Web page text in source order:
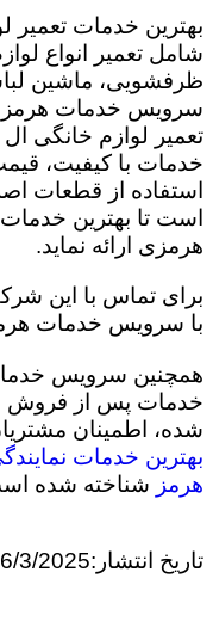
بهترین خدمات تعمیر
شامل تعمیر انواع
ظرفشویی، ماشین
سرویس خدمات هرمز
تعمیر لوازم خانگی
خدمات با کیفیت،
استفاده از قطعات
است تا بهترین
هرمزی ارائه نماید.
برای تماس با این
با سرویس خدمات
همچنین سرویس
خدمات پس از فروش و
شده، اطمینان
بهترین خدمات
هرمز شناخته شده
تاریخ انتشار:6/3/2025 12:00:00 AM